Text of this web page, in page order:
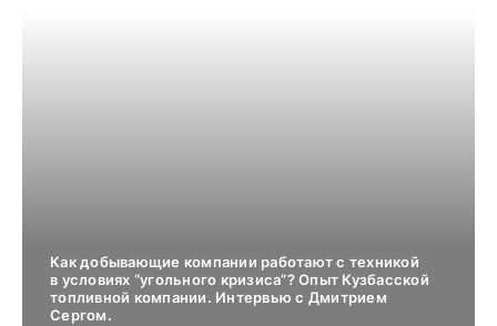
Как добывающие компании работают с техникой
в условиях “угольного кризиса”? Опыт Кузбасской
топливной компании. Интервью с Дмитрием
Сергом.